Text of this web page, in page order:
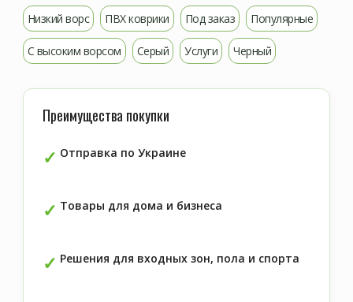
Низкий ворс ПВХ коврики Под заказ Популярные
С высоким ворсом Серый Услуги Черный
Преимущества покупки
Отправка по Украине
Товары для дома и бизнеса
Решения для входных зон, пола и спорта